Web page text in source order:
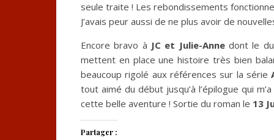
seule traite ! Les rebondissements
J’avais peur aussi de ne plus avoir de
Encore bravo à JC et Julie-Annedont le
mettent en place une histoire très bien
beaucoup rigolé aux références sur la série
tout aimé du début jusqu’à l’épilogue qui
cette belle aventure ! Sortie du roman le 13
Partager :